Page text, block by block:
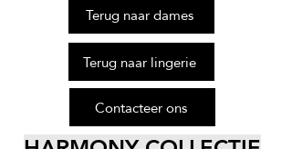
Terug naar dames
Terug naar lingerie
Contacteer ons